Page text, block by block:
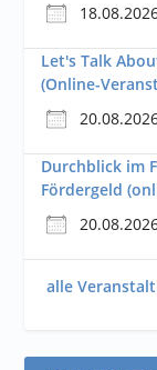
Let's Talk
(Online-
Durchblick im
Fördergeld
alle